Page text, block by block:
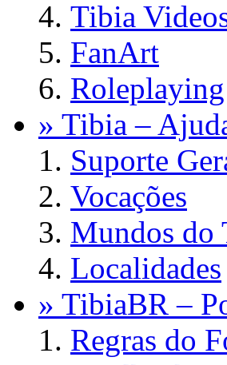
Tibia
FanArt
Roleplaying
» Tibia –
Suporte
Vocações
Mundos do
Localidades
» TibiaBR –
Regras do